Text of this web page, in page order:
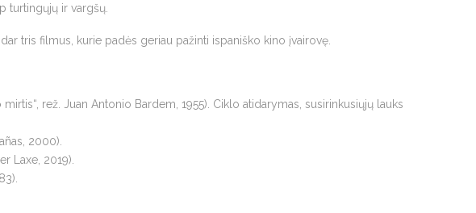
turtingųjų ir vargšų.
tris filmus, kurie padės geriau pažinti ispaniško kino įvairovę.
mirtis“, rež. Juan Antonio Bardem, 1955). Ciklo atidarymas, susirinkusiųjų lauks
2000).
Laxe, 2019).